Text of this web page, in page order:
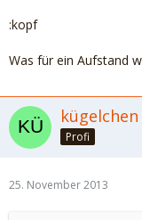
:kopf
Was für ein Aufstand
kügelchen
Profi
25. November 2013